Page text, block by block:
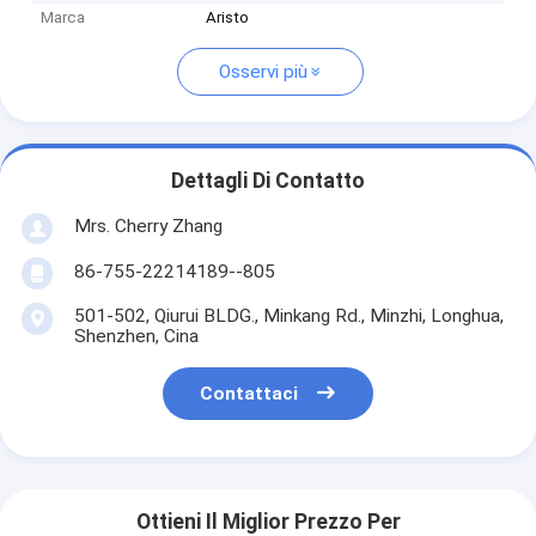
Marca
Aristo
Osservi più
Dettagli Di Contatto
Mrs. Cherry Zhang
86-755-22214189--805
501-502, Qiurui BLDG., Minkang Rd., Minzhi, Longhua,
Shenzhen, Cina
Contattaci
Ottieni Il Miglior Prezzo Per